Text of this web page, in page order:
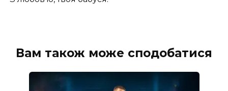
Вам також може сподобатися